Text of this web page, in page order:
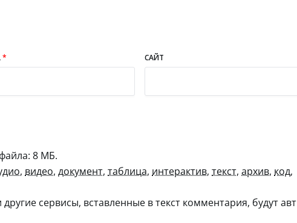
* САЙТ
8 МБ.
, видео, документ, таблица, интерактив, текст, архив, код,
сервисы, вставленные в текст комментария, будут авт